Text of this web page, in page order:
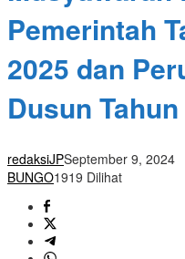
Pemerintah
2025 dan
Dusun
redaksiJPSeptember 9, 2024
BUNGO1919 Dilihat